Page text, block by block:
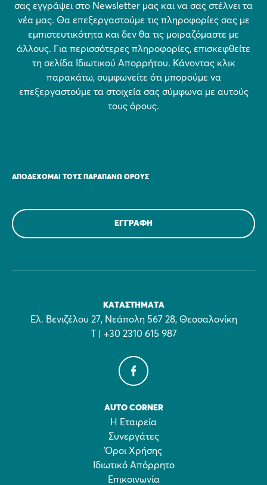
σας εγγράψει στο Newsletter μας και να σας στέλνει τα
νέα μας. Θα επεξεργαστούμε τις πληροφορίες σας με
εμπιστευτικότητα και δεν θα τις μοιραζόμαστε με
άλλους. Για περισσότερες πληροφορίες, επισκεφθείτε
τη σελίδα Ιδιωτικού Απορρήτου. Κάνοντας κλικ
παρακάτω, συμφωνείτε ότι μπορούμε να
επεξεργαστούμε τα στοιχεία σας σύμφωνα με αυτούς
τους όρους.
ΑΠΟΔΈΧΟΜΑΙ ΤΟΥΣ ΠΑΡΑΠΆΝΩ ΌΡΟΥΣ
ΚΑΤΑΣΤΉΜΑΤΑ
Ελ. Βενιζέλου 27, Νεάπολη 567 28, Θεσσαλονίκη
Τ | +30 2310 615 987
AUTO CORNER
Η Εταιρεία
Συνεργάτες
Όροι Χρήσης
Ιδιωτικό Απόρρητο
Επικοινωνία